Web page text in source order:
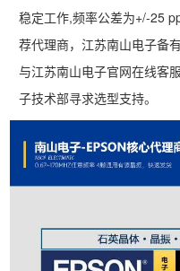
稳定工作,频率公差为+/-25
荐代理商，江苏南山电子备
与江苏南山电子官网在线客
子技术部寻求选型支持。